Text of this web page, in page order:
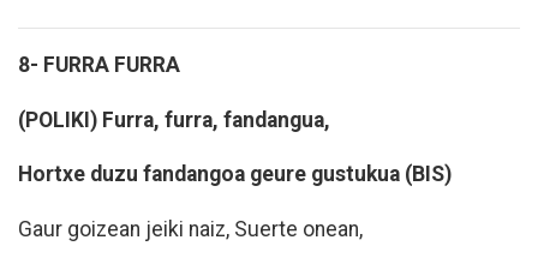
8- FURRA FURRA
(POLIKI) Furra, furra, fandangua,
Hortxe duzu fandangoa geure gustukua (BIS)
Gaur goizean jeiki naiz, Suerte onean,